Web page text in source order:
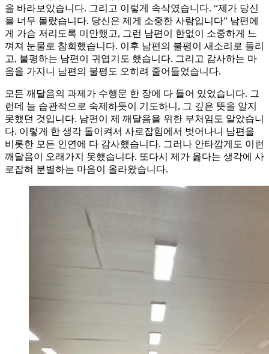
을 바라보았습니다. 그리고 이렇게 속삭였습니다. “제가 당신
을 너무 몰랐습니다. 당신은 제게 소중한 사람입니다” 남편에
게 가슴 저리도록 미안했고, 그런 남편이 한없이 소중하게 느
껴져 눈물로 참회했습니다. 이후 남편의 불평이 새소리로 들리
고, 불평하는 남편이 귀엽기도 했습니다. 그리고 감사하는 마
음을 가지니 남편의 불평도 오히려 줄어들었습니다.
모든 깨달음의 과제가 수행문 한 장에 다 들어 있었습니다. 그
런데 늘 습관적으로 숙제하듯이 기도하니, 그 깊은 뜻을 알지
못했던 것입니다. 남편이 제 깨달음을 위한 부처임도 알았습니
다. 이렇게 한 생각 돌이켜서 사로잡힘에서 벗어나니 남편을
비롯한 모든 인연에 다 감사했습니다. 그러나 안타깝게도 이런
깨달음이 오래가지 못했습니다. 또다시 제가 옳다는 생각에 사
로잡혀 분별하는 마음이 올라왔습니다.